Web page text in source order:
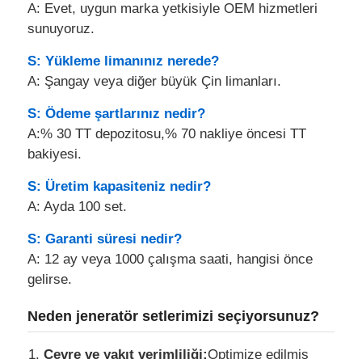
A: Evet, uygun marka yetkisiyle OEM hizmetleri
sunuyoruz.
S: Yükleme limanınız nerede?
A: Şangay veya diğer büyük Çin limanları.
S: Ödeme şartlarınız nedir?
A:% 30 TT depozitosu,% 70 nakliye öncesi TT
bakiyesi.
S: Üretim kapasiteniz nedir?
A: Ayda 100 set.
S: Garanti süresi nedir?
A: 12 ay veya 1000 çalışma saati, hangisi önce
gelirse.
Neden jeneratör setlerimizi seçiyorsunuz?
Çevre ve yakıt verimliliği:Optimize edilmiş